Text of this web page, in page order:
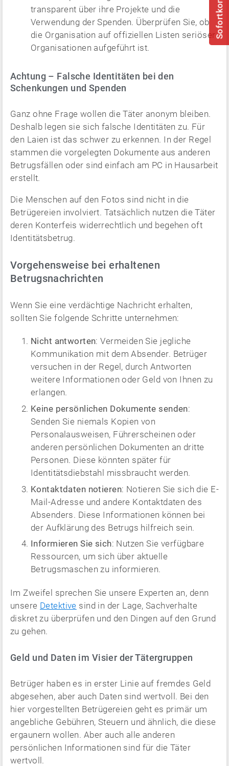
transparent über ihre Projekte und die
Verwendung der Spenden. Überprüfen Sie, ob
die Organisation auf offiziellen Listen seriöser
Organisationen aufgeführt ist.
Achtung – Falsche Identitäten bei den
Schenkungen und Spenden
Ganz ohne Frage wollen die Täter anonym bleiben.
Deshalb legen sie sich falsche Identitäten zu. Für
den Laien ist das schwer zu erkennen. In der Regel
stammen die vorgelegten Dokumente aus anderen
Betrugsfällen oder sind einfach am PC in Hausarbeit
erstellt.
Die Menschen auf den Fotos sind nicht in die
Betrügereien involviert. Tatsächlich nutzen die Täter
deren Konterfeis widerrechtlich und begehen oft
Identitätsbetrug.
Vorgehensweise bei erhaltenen
Betrugsnachrichten
Wenn Sie eine verdächtige Nachricht erhalten,
sollten Sie folgende Schritte unternehmen:
Nicht antworten: Vermeiden Sie jegliche
Kommunikation mit dem Absender. Betrüger
versuchen in der Regel, durch Antworten
weitere Informationen oder Geld von Ihnen zu
erlangen.
Keine persönlichen Dokumente senden:
Senden Sie niemals Kopien von
Personalausweisen, Führerscheinen oder
anderen persönlichen Dokumenten an dritte
Personen. Diese könnten später für
Identitätsdiebstahl missbraucht werden.
Kontaktdaten notieren: Notieren Sie sich die E-
Mail-Adresse und andere Kontaktdaten des
Absenders. Diese Informationen können bei
der Aufklärung des Betrugs hilfreich sein.
Informieren Sie sich: Nutzen Sie verfügbare
Ressourcen, um sich über aktuelle
Betrugsmaschen zu informieren.
Im Zweifel sprechen Sie unsere Experten an, denn
unsere Detektive sind in der Lage, Sachverhalte
diskret zu überprüfen und den Dingen auf den Grund
zu gehen.
Geld und Daten im Visier der Tätergruppen
Betrüger haben es in erster Linie auf fremdes Geld
abgesehen, aber auch Daten sind wertvoll. Bei den
hier vorgestellten Betrügereien geht es primär um
angebliche Gebühren, Steuern und ähnlich, die diese
ergaunern wollen. Aber auch alle anderen
persönlichen Informationen sind für die Täter
wertvoll.